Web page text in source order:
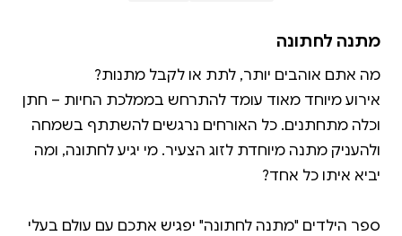
מתנה לחתונה
אירוע מיוחד מאוד עומד להתרחש בממלכת החיות – חתן
וכלה מתחתנים. כל האורחים נרגשים להשתתף בשמחה
ולהעניק מתנה מיוחדת לזוג הצעיר. מי יגיע לחתונה, ומה
ספר הילדים "מתנה לחתונה" יפגיש אתכם עם עולם בעלי